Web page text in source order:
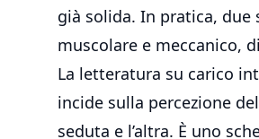
già solida. In pratica, due
muscolare e meccanico,
La letteratura su carico
incide sulla percezione
seduta e l’altra. È uno